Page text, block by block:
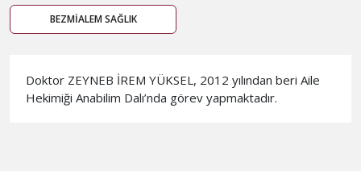
BEZMİALEM SAĞLIK
​Doktor ZEYNEB İREM YÜKSEL, 2012 yılından beri Aile
Hekimiği Anabilim Dalı’nda görev yapmaktadır. ​​